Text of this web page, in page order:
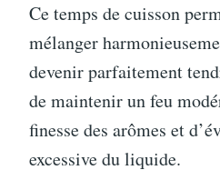
Ce temps de cuisson
mélanger
devenir parfaitement
de maintenir un feu
finesse des arômes et
excessive du liquide.